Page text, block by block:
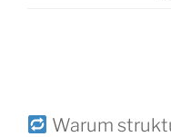
Warum